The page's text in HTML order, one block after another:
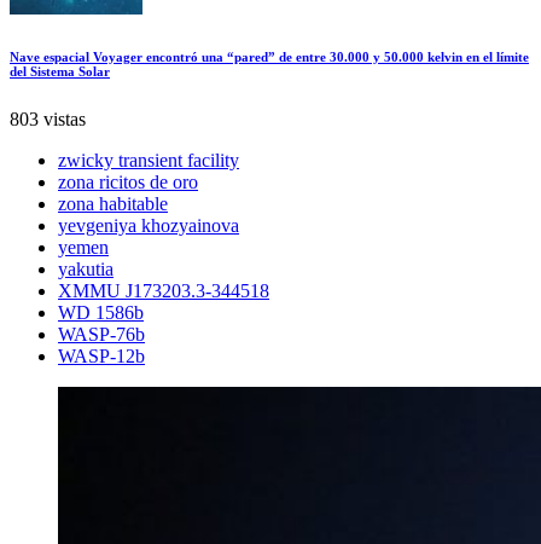
Nave espacial Voyager encontró una “pared” de entre 30.000 y 50.000 kelvin en el límite
del Sistema Solar
803 vistas
zwicky transient facility
zona ricitos de oro
zona habitable
yevgeniya khozyainova
yemen
yakutia
XMMU J173203.3-344518
WD 1586b
WASP-76b
WASP-12b